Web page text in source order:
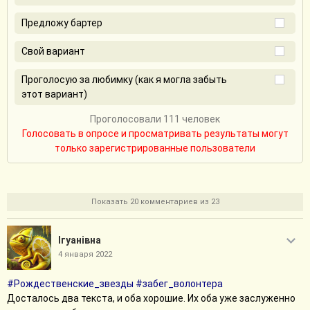
Предложу бартер
Свой вариант
Проголосую за любимку (как я могла забыть
этот вариант)
Проголосовали 111 человек
Голосовать в опросе и просматривать результаты могут
только зарегистрированные пользователи
Показать 20 комментариев из 23
Iгуанiвна
4 января 2022
#Рождественские_звезды #забег_волонтера
Досталось два текста, и оба хорошие. Их оба уже заслуженно